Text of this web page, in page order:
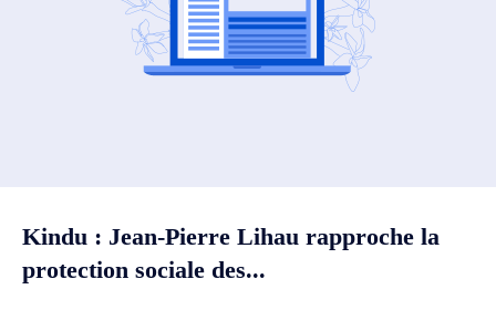
Kindu : Jean-Pierre Lihau rapproche la
protection sociale des...